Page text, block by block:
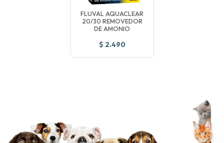
FLUVAL AQUACLEAR
20/30 REMOVEDOR
DE AMONIO
$ 2.490